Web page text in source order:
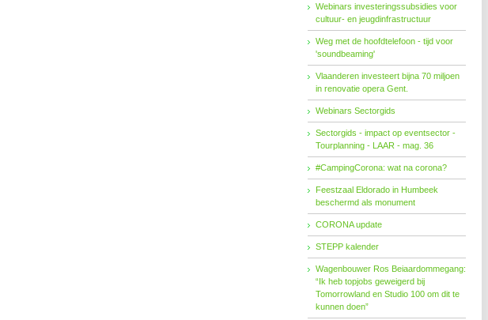
Webinars investeringssubsidies voor
cultuur- en jeugdinfrastructuur
Weg met de hoofdtelefoon - tijd voor
'soundbeaming'
Vlaanderen investeert bijna 70 miljoen
in renovatie opera Gent.
Webinars Sectorgids
Sectorgids - impact op eventsector -
Tourplanning - LAAR - mag. 36
#CampingCorona: wat na corona?
Feestzaal Eldorado in Humbeek
beschermd als monument
CORONA update
STEPP kalender
Wagenbouwer Ros Beiaardommegang:
“Ik heb topjobs geweigerd bij
Tomorrowland en Studio 100 om dit te
kunnen doen”